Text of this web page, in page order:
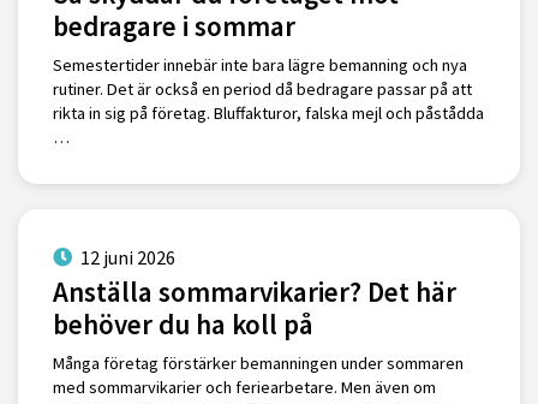
bedragare i sommar
Semestertider innebär inte bara lägre bemanning och nya
rutiner. Det är också en period då bedragare passar på att
rikta in sig på företag. Bluffakturor, falska mejl och påstådda
…
12 juni 2026
Anställa sommarvikarier? Det här
behöver du ha koll på
Många företag förstärker bemanningen under sommaren
med sommarvikarier och feriearbetare. Men även om